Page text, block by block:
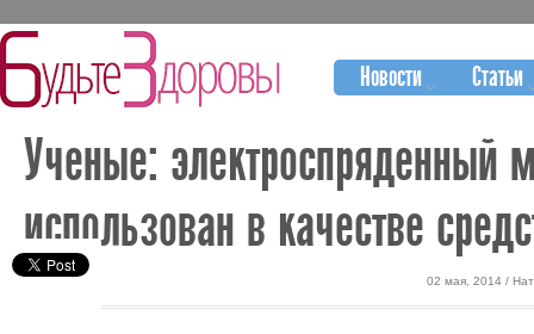
Новости Статьи
Ученые: электроспряденный
использован в качестве
02 мая, 2014 /